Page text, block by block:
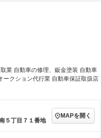
バックカメラ
ベンチシート
電動格納サードシート
業 自動車の修理、鈑金塗装 自動車
ークション代行業 自動車保証取扱店
５丁目７１番地
MAPを開く